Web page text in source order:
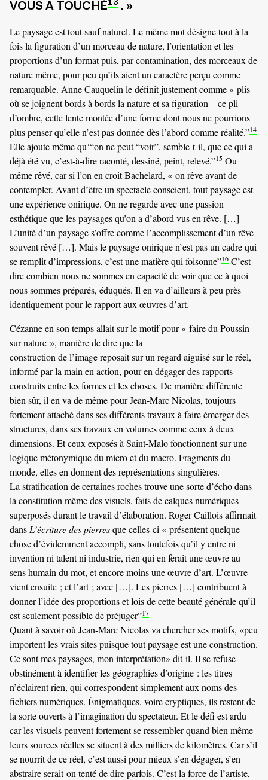
VOUS A TOUCHÉ13 . »
Le paysage est tout sauf naturel. Le même mot désigne tout à la
fois la figuration d’un morceau de nature, l’orientation et les
proportions d’un format puis, par contamination, des morceaux de
nature même, pour peu qu’ils aient un caractère perçu comme
remarquable. Anne Cauquelin le définit justement comme « plis
où se joignent bords à bords la nature et sa figuration – ce pli
d’ombre, cette lente montée d’une forme dont nous ne pourrions
plus penser qu’elle n’est pas donnée dès l’abord comme réalité.”14
Elle ajoute même qu‘“on ne peut “voir”, semble-t-il, que ce qui a
déjà été vu, c’est-à-dire raconté, dessiné, peint, relevé.”15 Ou
même rêvé, car si l’on en croit Bachelard, « on rêve avant de
contempler. Avant d’être un spectacle conscient, tout paysage est
une expérience onirique. On ne regarde avec une passion
esthétique que les paysages qu’on a d’abord vus en rêve. […]
L’unité d’un paysage s’offre comme l’accomplissement d’un rêve
souvent rêvé […]. Mais le paysage onirique n’est pas un cadre qui
se remplit d’impressions, c’est une matière qui foisonne”16 C’est
dire combien nous ne sommes en capacité de voir que ce à quoi
nous sommes préparés, éduqués. Il en va d’ailleurs à peu près
identiquement pour le rapport aux œuvres d’art.
Cézanne en son temps allait sur le motif pour « faire du Poussin
sur nature », manière de dire que la
construction de l’image reposait sur un regard aiguisé sur le réel,
informé par la main en action, pour en dégager des rapports
construits entre les formes et les choses. De manière différente
bien sûr, il en va de même pour Jean-Marc Nicolas, toujours
fortement attaché dans ses différents travaux à faire émerger des
structures, dans ses travaux en volumes comme ceux à deux
dimensions. Et ceux exposés à Saint-Malo fonctionnent sur une
logique métonymique du micro et du macro. Fragments du
monde, elles en donnent des représentations singulières.
La stratification de certaines roches trouve une sorte d’écho dans
la constitution même des visuels, faits de calques numériques
superposés durant le travail d’élaboration. Roger Caillois affirmait
dans L’écriture des pierresque celles-ci « présentent quelque
chose d’évidemment accompli, sans toutefois qu’il y entre ni
invention ni talent ni industrie, rien qui en ferait une œuvre au
sens humain du mot, et encore moins une œuvre d’art. L’œuvre
vient ensuite ; et l’art ; avec […]. Les pierres […] contribuent à
donner l’idée des proportions et lois de cette beauté générale qu’il
est seulement possible de préjuger”17
Quant à savoir où Jean-Marc Nicolas va chercher ses motifs, «peu
importent les vrais sites puisque tout paysage est une construction.
Ce sont mes paysages, mon interprétation» dit-il. Il se refuse
obstinément à identifier les géographies d’origine : les titres
n’éclairent rien, qui correspondent simplement aux noms des
fichiers numériques. Énigmatiques, voire cryptiques, ils restent de
la sorte ouverts à l’imagination du spectateur. Et le défi est ardu
car les visuels peuvent fortement se ressembler quand bien même
leurs sources réelles se situent à des milliers de kilomètres. Car s’il
se nourrit de ce réel, c’est aussi pour mieux s’en dégager, s’en
abstraire serait-on tenté de dire parfois. C’est la force de l’artiste,